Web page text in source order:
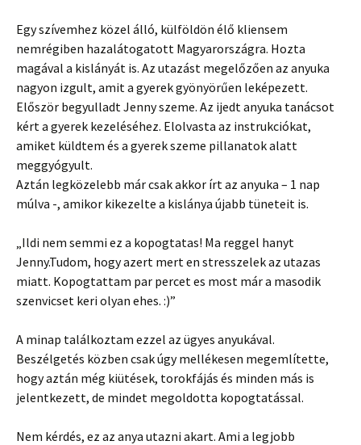
Egy szívemhez közel álló, külföldön élő kliensem
nemrégiben hazalátogatott Magyarországra. Hozta
magával a kislányát is. Az utazást megelőzően az anyuka
nagyon izgult, amit a gyerek gyönyörűen leképezett.
Először begyulladt Jenny szeme. Az ijedt anyuka tanácsot
kért a gyerek kezeléséhez. Elolvasta az instrukciókat,
amiket küldtem és a gyerek szeme pillanatok alatt
meggyógyult.
Aztán legközelebb már csak akkor írt az anyuka – 1 nap
múlva -, amikor kikezelte a kislánya újabb tüneteit is.
„Ildi nem semmi ez a kopogtatas! Ma reggel hanyt
Jenny.Tudom, hogy azert mert en stresszelek az utazas
miatt. Kopogtattam par percet es most már a masodik
szenvicset keri olyan ehes. :)”
A minap találkoztam ezzel az ügyes anyukával.
Beszélgetés közben csak úgy mellékesen megemlítette,
hogy aztán még kiütések, torokfájás és minden más is
jelentkezett, de mindet megoldotta kopogtatással.
Nem kérdés, ez az anya utazni akart. Ami a legjobb